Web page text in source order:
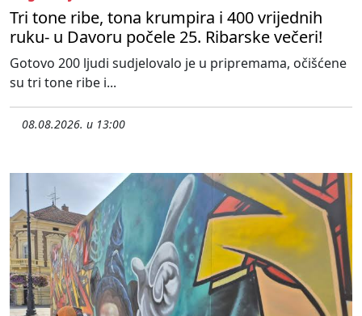
Tri tone ribe, tona krumpira i 400 vrijednih
ruku- u Davoru počele 25. Ribarske večeri!
Gotovo 200 ljudi sudjelovalo je u pripremama, očišćene
su tri tone ribe i...
08.08.2026. u 13:00